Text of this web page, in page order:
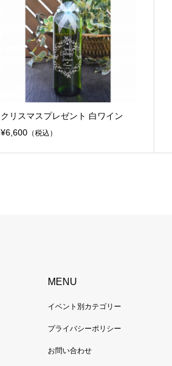
クリスマスプレゼント 白ワイン
¥6,600（税込）
MENU
イベント別カテゴリー
プライバシーポリシー
お問い合わせ